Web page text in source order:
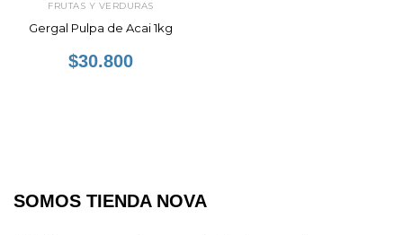
FRUTAS Y VERDURAS
Gergal Pulpa de Acai 1kg
$30.800
SOMOS TIENDA NOVA